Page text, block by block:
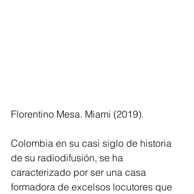
Florentino Mesa. Miami (2019).
Colombia en su casi siglo de historia
de su radiodifusión, se ha
caracterizado por ser una casa
formadora de excelsos locutores que